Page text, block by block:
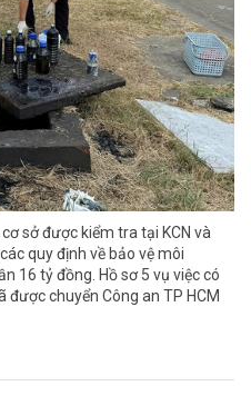
sở được kiểm tra tại KCN và
quy định về bảo vệ môi
16 tỷ đồng. Hồ sơ 5 vụ việc có
chuyển Công an TP HCM